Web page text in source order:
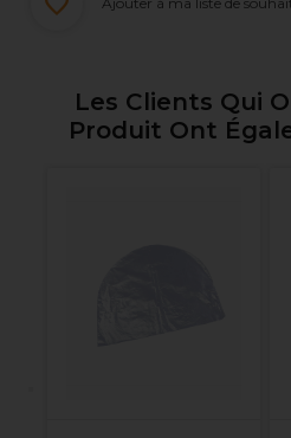
Les Clients Qui
Produit Ont